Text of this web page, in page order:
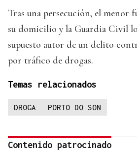
Tras una persecución, el menor
su domicilio y la Guardia Civil
supuesto autor de un delito
por tráfico de drogas.
Temas relacionados
DROGA PORTO DO SON
Contenido patrocinado